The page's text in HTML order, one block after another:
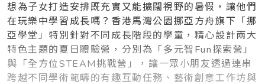
想為子女打造安排既充實又能擴闊視野的暑假，讓他們
在玩樂中學習成長嗎？香港馬灣公園挪亞方舟旗下「挪
亞學堂」特別針對不同成長階段的學童，精心設計兩大
特色主題的夏日體驗營，分別為「多元智Fun探索營」
與「全方位STEAM挑戰營」，讓一眾小朋友透過連串
跨越不同學術範疇的有趣互動任務、藝術創意工作坊與